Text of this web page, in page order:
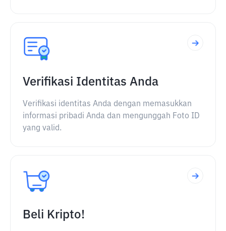
Verifikasi Identitas Anda
Verifikasi identitas Anda dengan memasukkan
informasi pribadi Anda dan mengunggah Foto ID
yang valid.
Beli Kripto!